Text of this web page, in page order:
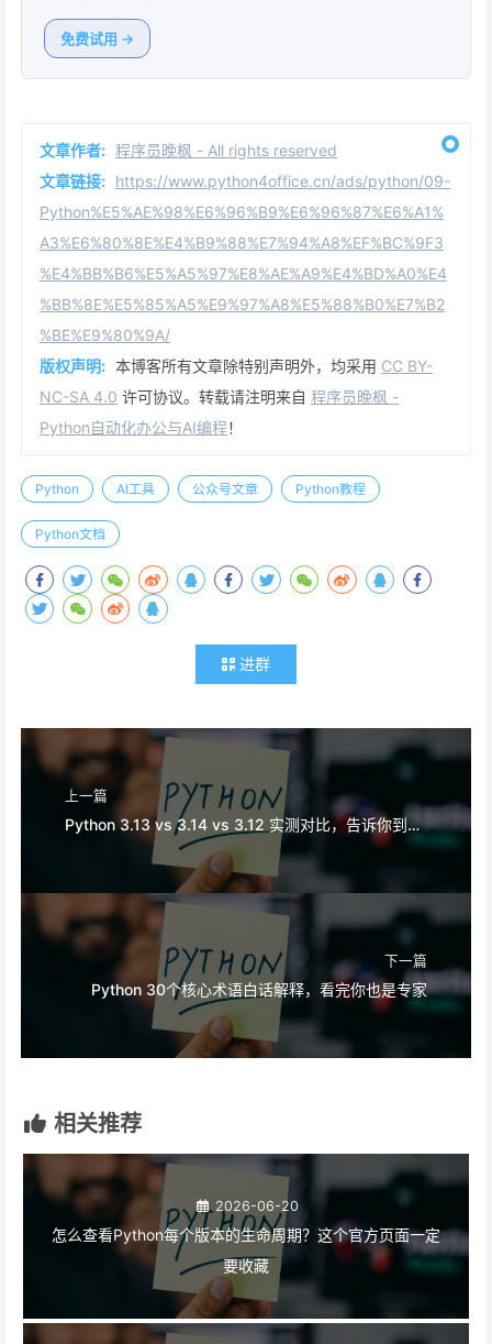
免费试用 →
文章作者: 程序员晚枫 - All rights reserved
文章链接: https://www.python4office.cn/ads/python/09-
Python%E5%AE%98%E6%96%B9%E6%96%87%E6%A1%
A3%E6%80%8E%E4%B9%88%E7%94%A8%EF%BC%9F3
%E4%BB%B6%E5%A5%97%E8%AE%A9%E4%BD%A0%E4
%BB%8E%E5%85%A5%E9%97%A8%E5%88%B0%E7%B2
%BE%E9%80%9A/
版权声明: 本博客所有文章除特别声明外，均采用 CC BY-
NC-SA 4.0 许可协议。转载请注明来自 程序员晚枫 -
Python自动化办公与AI编程！
Python AI工具 公众号文章 Python教程
Python文档
进群
上一篇
Python 3.13 vs 3.14 vs 3.12 实测对比，告诉你到底该选哪个
下一篇
Python 30个核心术语白话解释，看完你也是专家
相关推荐
2026-06-20
怎么查看Python每个版本的生命周期？这个官方页面一定
要收藏